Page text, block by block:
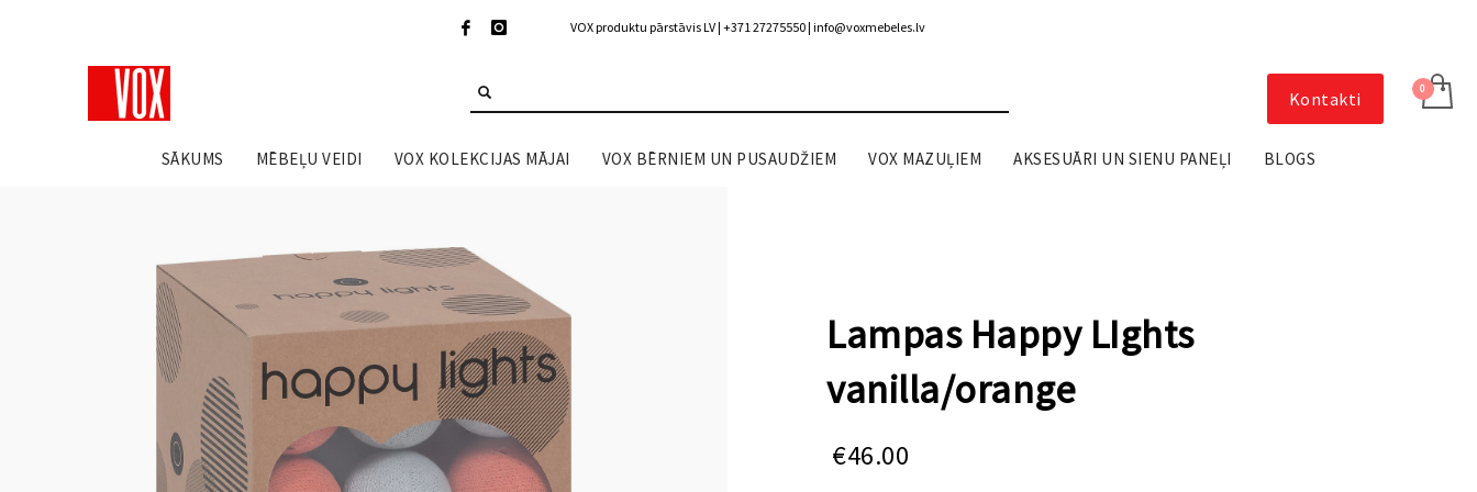
VOX produktu pārstāvis LV | +371 27275550 | info@voxmebeles.lv
Kontakti
SĀKUMS MĒBEĻU VEIDI VOX KOLEKCIJAS MĀJAI VOX BĒRNIEM UN PUSAUDŽIEM VOX MAZUĻIEM AKSESUĀRI UN SIENU PANEĻI BLOGS
Lampas Happy LIghts
vanilla/orange
€46.00